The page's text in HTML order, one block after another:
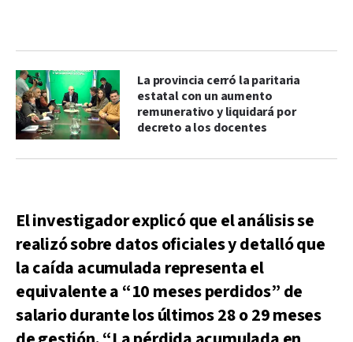
La provincia cerró la paritaria
estatal con un aumento
remunerativo y liquidará por
decreto a los docentes
El investigador explicó que el análisis se
realizó sobre datos oficiales y detalló que
la caída acumulada representa el
equivalente a “10 meses perdidos” de
salario durante los últimos 28 o 29 meses